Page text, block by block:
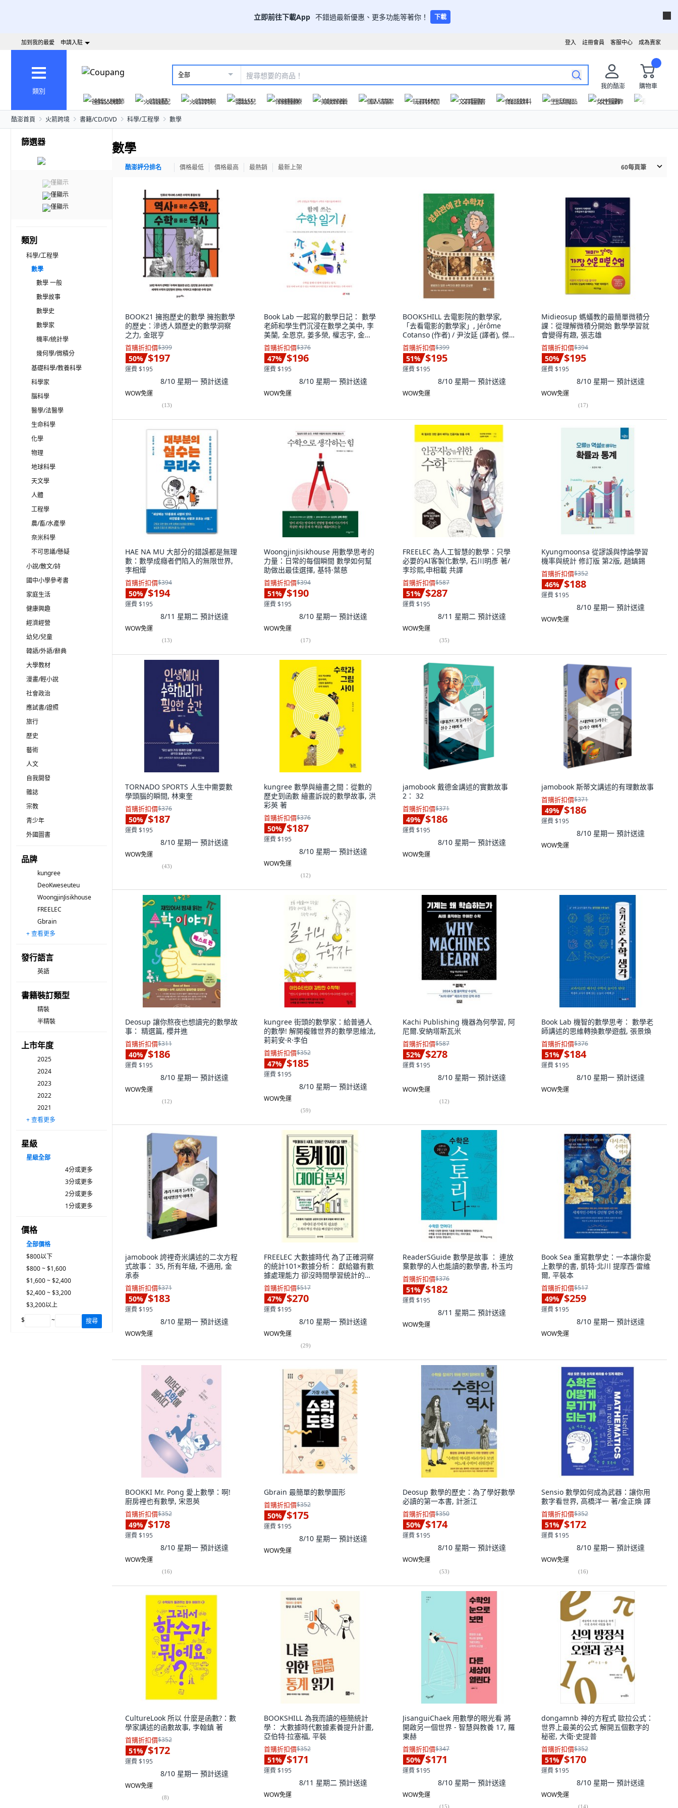
立即前往下載App 不錯過最新優惠、更多功能等著你！ 下載
成為賣家
客服中心
註冊會員
登入
加到我的最愛 申請入駐
類別
全部
我的酷澎
購物車
爸氣父親節
火箭速配 火箭跨境 嬰幼兒 保健醫療 美妝保養 個人清潔 玩具休閒 文具圖書 食品飲料 生活用品 女性服飾
酷澎首頁 火箭跨境 書籍/CD/DVD 科學/工程學 數學
篩選器
僅顯示
僅顯示
僅顯示
類別
科學/工程學
數學
數學 一般
數學故事
數學史
數學家
機率/統計學
幾何學/微積分
基礎科學/教養科學
科學家
腦科學
醫學/法醫學
生命科學
化學
物理
地球科學
天文學
人體
工程學
農/畜/水產學
奈米科學
不可思議/懸疑
小說/散文/詩
國中小學參考書
家庭生活
健康興趣
經濟經營
幼兒/兒童
韓語/外語/辭典
大學教材
漫畫/輕小說
社會政治
應試書/證照
旅行
歷史
藝術
人文
自我開發
雜誌
宗教
青少年
外國圖書
品牌
kungree
DeoKweseuteu
WoongjinJisikhouse
FREELEC
Gbrain
Midieosup
Kyungmoonsa
dongasia
Hangukmunhaksa
BlackFish
Deosup
Kachi Publishing
HAE NA MU
seungsan
EZbook
無品牌
jamobook
kyowoo
sigmabooks
NextWaveMedia
+ 查看更多
發行語言
英語
書籍裝訂類型
精裝
半精裝
上市年度
2025
2024
2023
2022
2021
2020
2019
2018之前
+ 查看更多
星級
星級全部
4分或更多
3分或更多
2分或更多
1分或更多
價格
全部價格
$800以下
$800 ~ $1,600
$1,600 ~ $2,400
$2,400 ~ $3,200
$3,200以上
$
~ 搜尋
數學
酷澎評分排名 價格最低 價格最高 最熱銷 最新上架 60每頁筆
BOOK21 擁抱歷史的數學 擁抱數學
的歷史：滲透人類歷史的數學洞察
之力, 金珉亨
首購折扣價$399
50% $197
運費 $195
8/10 星期一 預計送達
WOW免運
(13)
Book Lab 一起寫的數學日記： 數學
老師和學生們沉浸在數學之美中, 李
美蘭, 全恩京, 姜多榮, 權志宇, 金周
彥, 朴範振, 朴時賢, 徐民基, 崔碩熙,
成智赫, 孫佳英, 李詩妍
首購折扣價$376
47% $196
運費 $195
8/10 星期一 預計送達
WOW免運
BOOKSHILL 去電影院的數學家,
「去看電影的數學家」, Jérôme
Cotanso (作者) / 尹汝延 (譯者), 傑
羅姆·科坦索, 半精裝
首購折扣價$399
51% $195
運費 $195
8/10 星期一 預計送達
WOW免運
Midieosup 螞蟻教的最簡單微積分
課：從理解微積分開始 數學學習就
會變得有趣, 張志雄
首購折扣價$394
50% $195
運費 $195
8/10 星期一 預計送達
WOW免運
(17)
HAE NA MU 大部分的錯誤都是無理
數：數學成癮者們陷入的無限世界,
李相燁
首購折扣價$394
50% $194
運費 $195
8/11 星期二 預計送達
WOW免運
(13)
WoongjinJisikhouse 用數學思考的
力量：日常的每個瞬間 數學如何幫
助做出最佳選擇, 基特·葉慈
首購折扣價$394
51% $190
運費 $195
8/10 星期一 預計送達
WOW免運
(17)
FREELEC 為人工智慧的數學：只學
必要的AI客製化數學, 石川明彥 著/
李珍熙,申相載 共譯
首購折扣價$587
51% $287
運費 $195
8/11 星期二 預計送達
WOW免運
(35)
Kyungmoonsa 從謬誤與悖論學習
機率與統計 修訂版 第2版, 趙鎮錫
首購折扣價$352
46% $188
運費 $195
8/10 星期一 預計送達
WOW免運
TORNADO SPORTS 人生中需要數
學頭腦的瞬間, 林東奎
首購折扣價$376
50% $187
運費 $195
8/10 星期一 預計送達
WOW免運
(43)
kungree 數學與繪畫之間：從數的
歷史到函數 繪畫訴說的數學故事, 洪
彩英 著
首購折扣價$376
50% $187
運費 $195
8/10 星期一 預計送達
WOW免運
(12)
jamobook 戴德金講述的實數故事
2： 32
首購折扣價$371
49% $186
運費 $195
8/10 星期一 預計送達
WOW免運
jamobook 斯蒂文講述的有理數故事
首購折扣價$371
49% $186
運費 $195
8/10 星期一 預計送達
WOW免運
Deosup 讓你熬夜也想讀完的數學故
事： 精選篇, 櫻井進
首購折扣價$311
40% $186
運費 $195
8/10 星期一 預計送達
WOW免運
(12)
kungree 街頭的數學家：給普通人
的數學! 解開複雜世界的數學思維法,
莉莉安·R·李伯
首購折扣價$352
47% $185
運費 $195
8/10 星期一 預計送達
WOW免運
(59)
Kachi Publishing 機器為何學習, 阿
尼爾.安納塔斯瓦米
首購折扣價$587
52% $278
運費 $195
8/10 星期一 預計送達
WOW免運
(12)
Book Lab 機智的數學思考： 數學老
師講述的思維轉換數學遊戲, 張景煥
首購折扣價$376
51% $184
運費 $195
8/10 星期一 預計送達
WOW免運
jamobook 誇裡奇米講述的二次方程
式故事： 35, 所有年級, 不適用, 金
承泰
首購折扣價$371
50% $183
運費 $195
8/10 星期一 預計送達
WOW免運
FREELEC 大數據時代 為了正確洞察
的統計101×數據分析： 獻給雖有數
據處理能力 卻沒時間學習統計的你,
阿部真 CT
首購折扣價$517
47% $270
運費 $195
8/10 星期一 預計送達
WOW免運
(29)
ReaderSGuide 數學是故事 ： 連放
棄數學的人也能讀的數學書, 朴玉均
首購折扣價$376
51% $182
運費 $195
8/11 星期二 預計送達
WOW免運
Book Sea 重寫數學史：一本讓你愛
上數學的書, 凱特·北川 提摩西·雷維
爾, 平裝本
首購折扣價$517
49% $259
運費 $195
8/10 星期一 預計送達
WOW免運
BOOKKI Mr. Pong 愛上數學：啊!
廚房裡也有數學, 宋恩英
首購折扣價$352
49% $178
運費 $195
8/10 星期一 預計送達
WOW免運
(16)
Gbrain 最簡單的數學圖形
首購折扣價$352
50% $175
運費 $195
8/10 星期一 預計送達
WOW免運
Deosup 數學的歷史：為了學好數學
必讀的第一本書, 計浙江
首購折扣價$350
50% $174
運費 $195
8/10 星期一 預計送達
WOW免運
(53)
Sensio 數學如何成為武器：讓你用
數字看世界, 高橋洋一 著/金正煥 譯
首購折扣價$352
51% $172
運費 $195
8/10 星期一 預計送達
WOW免運
(16)
CultureLook 所以 什麼是函數?：數
學家講述的函數故事, 李翰鎮 著
首購折扣價$352
51% $172
運費 $195
8/10 星期一 預計送達
WOW免運
(8)
BOOKSHILL 為我而讀的極簡統計
學： 大數據時代數據素養提升計畫,
亞伯特·拉塞福, 平裝
首購折扣價$352
51% $171
運費 $195
8/11 星期二 預計送達
WOW免運
JisanguiChaek 用數學的眼光看 將
開啟另一個世界 - 智慧與教養 17, 羅
東赫
首購折扣價$347
50% $171
運費 $195
8/10 星期一 預計送達
WOW免運
(15)
dongamnb 神的方程式 歐拉公式：
世界上最美的公式 解開五個數字的
秘密, 大衛·史提普
首購折扣價$352
51% $170
運費 $195
8/10 星期一 預計送達
WOW免運
(14)